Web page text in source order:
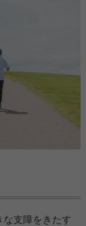
な支障をきたす